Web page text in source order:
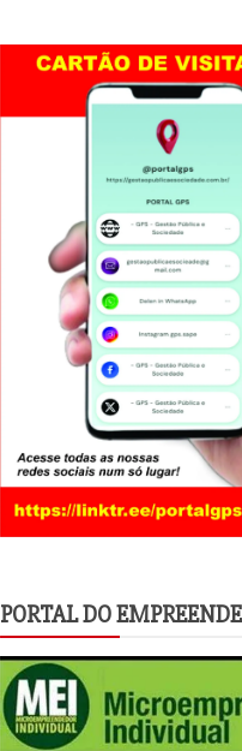
PORTAL DO